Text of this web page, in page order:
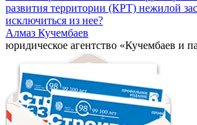
развития территории (КРТ) нежилой
исключиться из нее?
Алмаз Кучембаев
юридическое агентство «Кучембаев и